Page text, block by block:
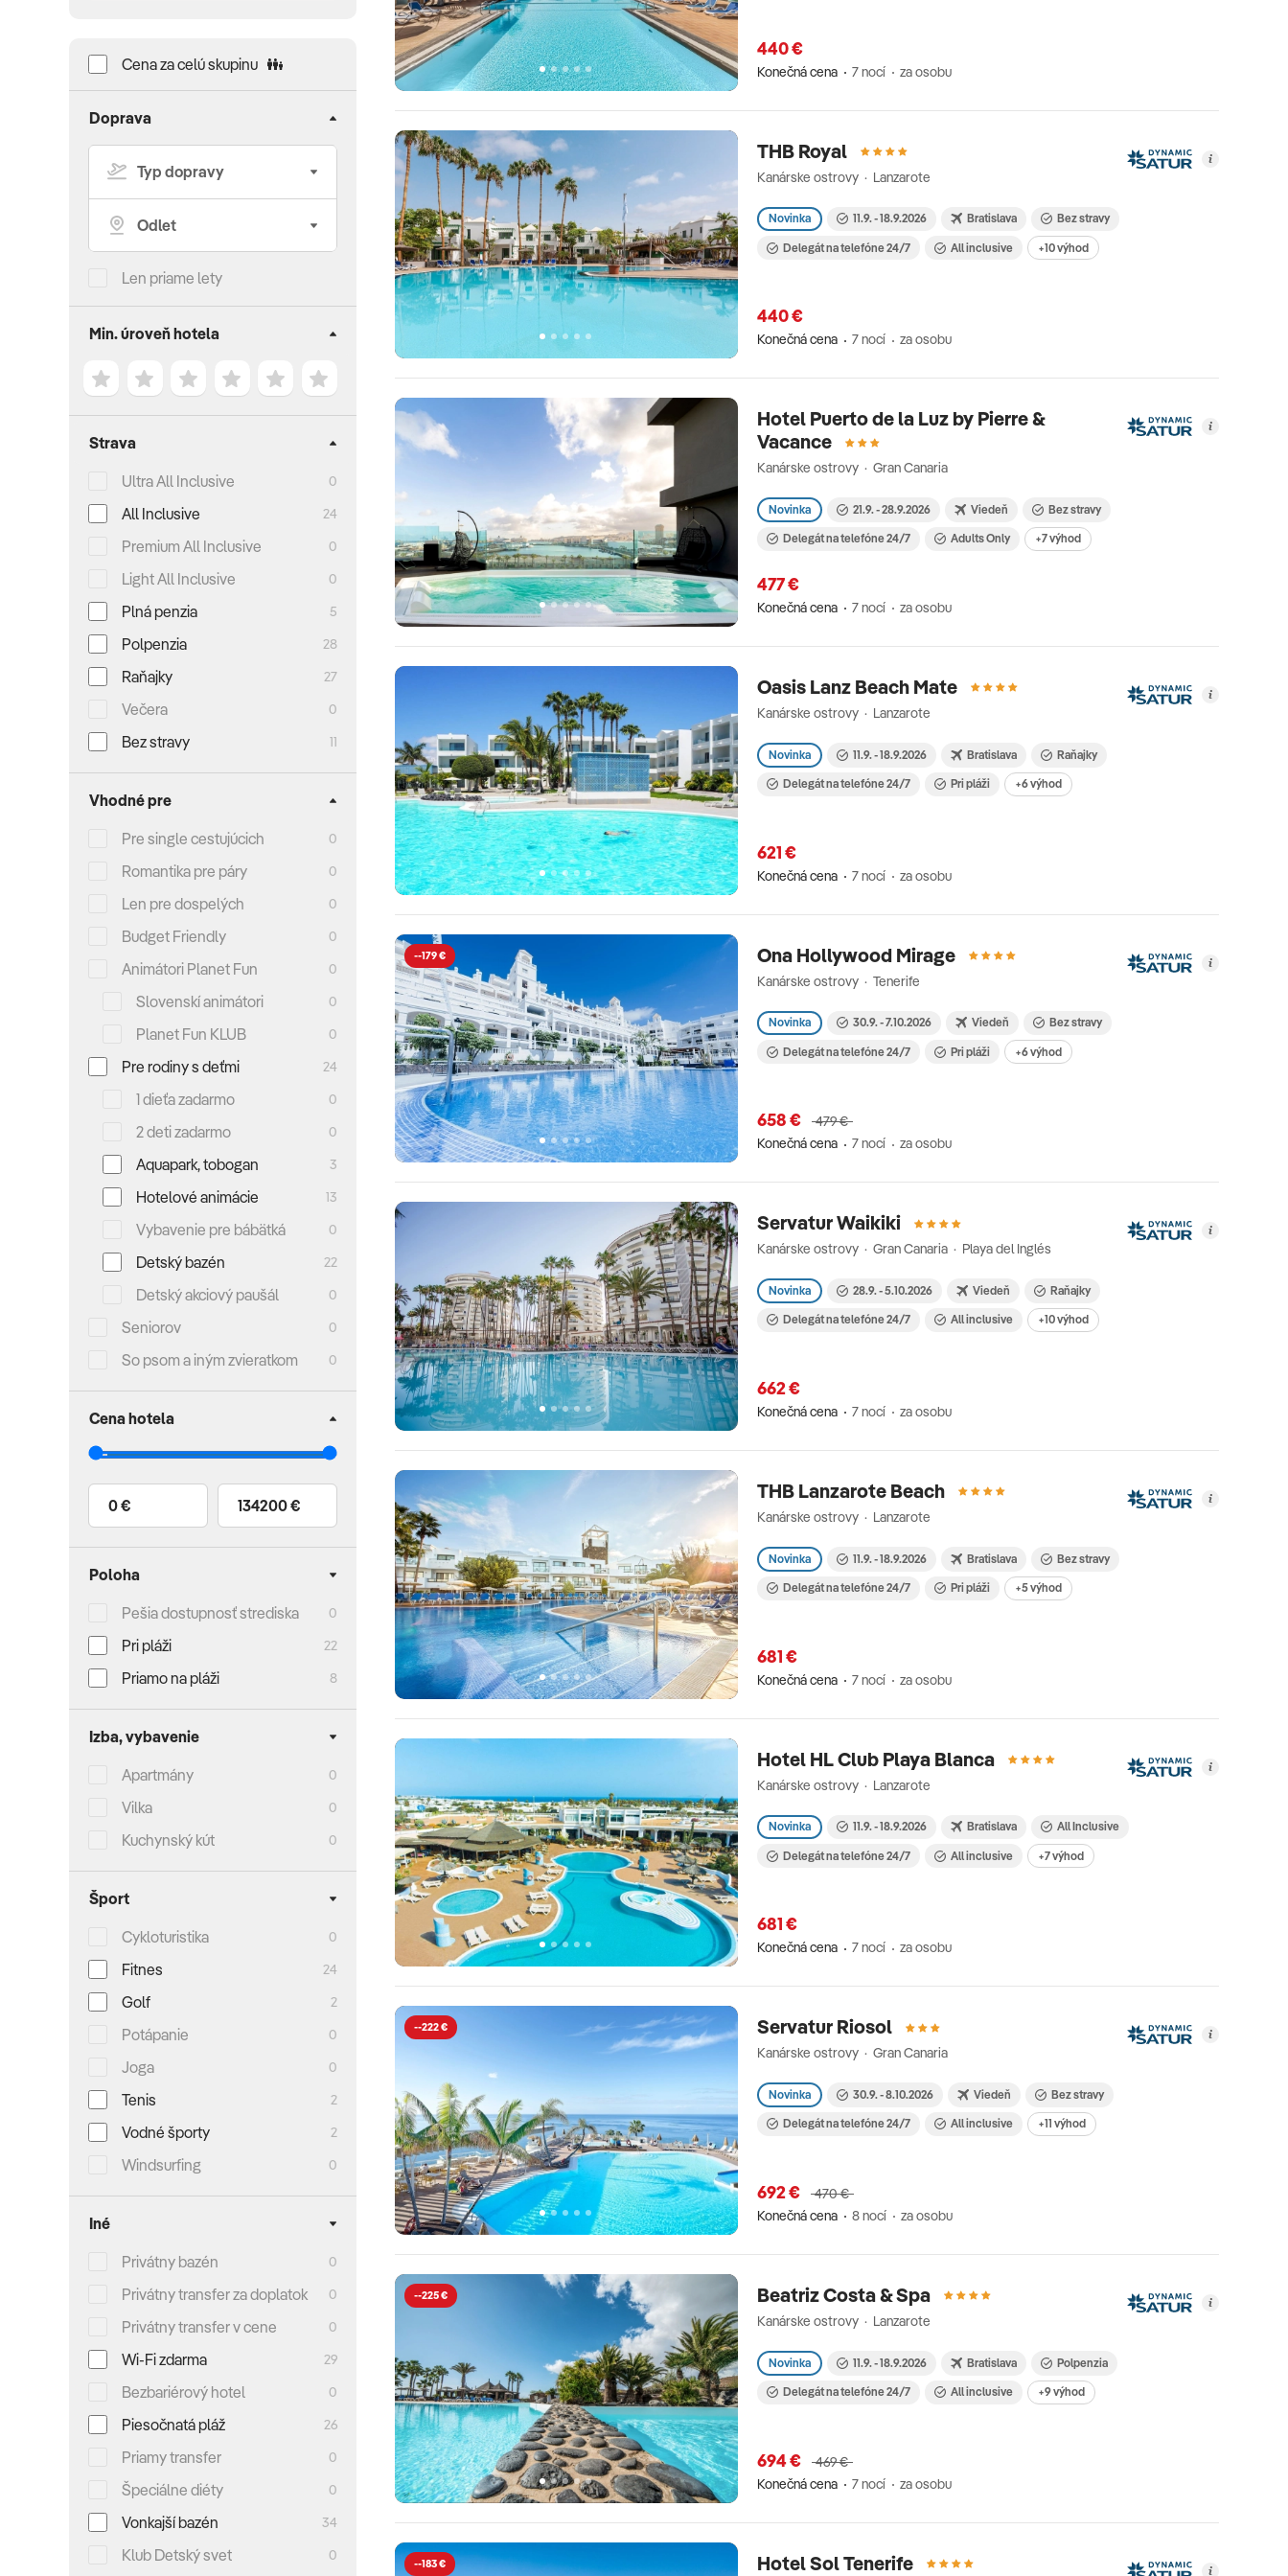
440 €
Konečná cena 7 nocí za osobu
THB Royal
Kanárske ostrovy · Lanzarote
Novinka 11.9. - 18.9.2026 Bratislava Bez stravy
Delegát na telefóne 24/7 All inclusive +10 výhod
440 €
Konečná cena 7 nocí za osobu
Hotel Puerto de la Luz by Pierre &
Vacance
Kanárske ostrovy · Gran Canaria
Novinka 21.9. - 28.9.2026 Viedeň Bez stravy
Delegát na telefóne 24/7 Adults Only +7 výhod
477 €
Konečná cena 7 nocí za osobu
Oasis Lanz Beach Mate
Kanárske ostrovy · Lanzarote
Novinka 11.9. - 18.9.2026 Bratislava Raňajky
Delegát na telefóne 24/7 Pri pláži +6 výhod
621 €
Konečná cena 7 nocí za osobu
--179 € Ona Hollywood Mirage
Kanárske ostrovy · Tenerife
Novinka 30.9. - 7.10.2026 Viedeň Bez stravy
Delegát na telefóne 24/7 Pri pláži +6 výhod
658 €
479 €
Konečná cena
7 nocí za osobu
Servatur Waikiki
Kanárske ostrovy · Gran Canaria · Playa del Inglés
Novinka 28.9. - 5.10.2026 Viedeň Raňajky
Delegát na telefóne 24/7 All inclusive +10 výhod
662 €
Konečná cena 7 nocí za osobu
THB Lanzarote Beach
Kanárske ostrovy · Lanzarote
Novinka 11.9. - 18.9.2026 Bratislava Bez stravy
Delegát na telefóne 24/7 Pri pláži +5 výhod
681 €
Konečná cena 7 nocí za osobu
Hotel HL Club Playa Blanca
Kanárske ostrovy · Lanzarote
Novinka 11.9. - 18.9.2026 Bratislava All Inclusive
Delegát na telefóne 24/7 All inclusive +7 výhod
681 €
Konečná cena 7 nocí za osobu
--222 € Servatur Riosol
Kanárske ostrovy · Gran Canaria
Novinka 30.9. - 8.10.2026 Viedeň Bez stravy
Delegát na telefóne 24/7 All inclusive +11 výhod
692 €
470 €
Konečná cena
8 nocí za osobu
--225 € Beatriz Costa & Spa
Kanárske ostrovy · Lanzarote
Novinka 11.9. - 18.9.2026 Bratislava Polpenzia
Delegát na telefóne 24/7 All inclusive +9 výhod
694 €
469 €
Konečná cena
7 nocí za osobu
--183 € Hotel Sol Tenerife
Cena za celú skupinu
Doprava
Len priame lety
Min. úroveň hotela
Strava
Ultra All Inclusive
0
All Inclusive 24
Premium All Inclusive 0
Light All Inclusive 0
Plná penzia 5
Polpenzia 28
Raňajky 27
Večera 0
Bez stravy 11
Vhodné pre
Pre single cestujúcich
0
Romantika pre páry 0
Len pre dospelých 0
Budget Friendly 0
Animátori Planet Fun 0
Slovenskí animátori 0
Planet Fun KLUB 0
Pre rodiny s deťmi 24
1 dieťa zadarmo 0
2 deti zadarmo 0
Aquapark, tobogan 3
Hotelové animácie 13
Vybavenie pre bábätká 0
Detský bazén 22
Detský akciový paušál 0
Seniorov 0
So psom a iným zvieratkom 0
Cena hotela
0 € 134200 €
Poloha
Pešia dostupnosť strediska
0
Pri pláži 22
Priamo na pláži 8
Izba, vybavenie
Apartmány
0
Vilka 0
Kuchynský kút 0
Šport
Cykloturistika
0
Fitnes 24
Golf 2
Potápanie 0
Joga 0
Tenis 2
Vodné športy 2
Windsurfing 0
Iné
Privátny bazén
0
Privátny transfer za doplatok 0
Privátny transfer v cene 0
Wi-Fi zdarma 29
Bezbariérový hotel 0
Piesočnatá pláž 26
Priamy transfer 0
Špeciálne diéty 0
Vonkajší bazén 34
Klub Detský svet 0